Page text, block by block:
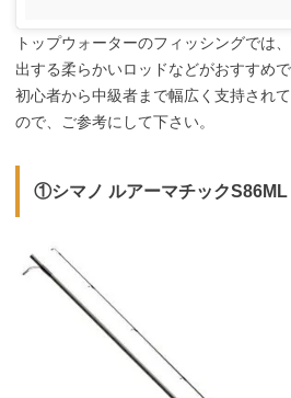
トップウォーターのフィッシングでは
出する柔らかいロッドなどがおすすめ
初心者から中級者まで幅広く支持され
ので、ご参考にして下さい。
①シマノ ルアーマチックS86ML